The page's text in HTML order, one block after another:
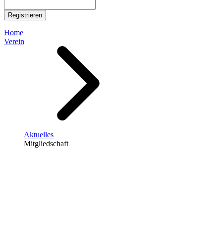
Registrieren
Home
Verein
Aktuelles
Mitgliedschaft